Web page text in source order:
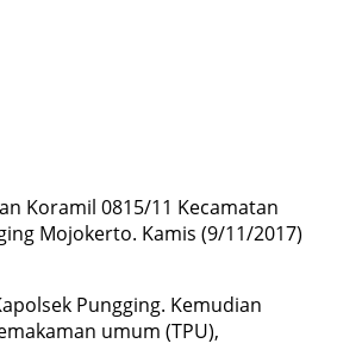
Koramil 0815/11 Kecamatan
Mojokerto. Kamis (9/11/2017)
Pungging. Kemudian
umum (TPU),